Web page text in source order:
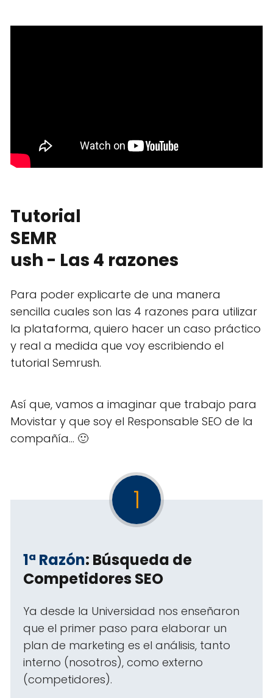
Tutorial
SEMR
ush - Las 4 razones
Para poder explicarte de una manera
sencilla cuales son las 4 razones para utilizar
la plataforma, quiero hacer un caso práctico
y real a medida que voy escribiendo el
tutorial Semrush.
Así que, vamos a imaginar que trabajo para
Movistar y que soy el Responsable SEO de la
compañía... 🙂
1
1ª Razón: Búsqueda de
Competidores SEO
Ya desde la Universidad nos enseñaron
que el primer paso para elaborar un
plan de marketing es el análisis, tanto
interno (nosotros), como externo
(competidores).